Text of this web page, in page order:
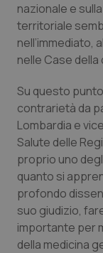
Rene &
Salute
Sangue
Tiroide
Tumore
Tumore
nazionale e
territoriale
nell’immediato,
nelle Case della
Su questo
contrarietà da
Lombardia e
Salute delle
proprio uno
quanto si
profondo
suo giudizio,
importante per
della medicina